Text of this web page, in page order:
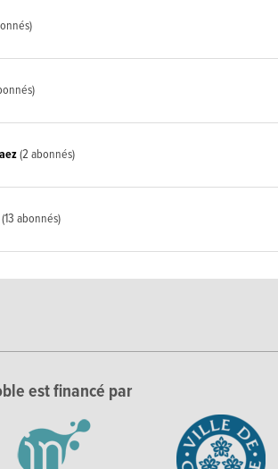
(2 abonnés)
(13 abonnés)
est financé par